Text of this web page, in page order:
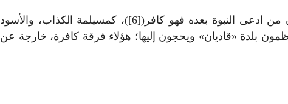
فهذه الأدلة تدل على أنه خاتم النبيين، وأنه ليس بعده نبي، فمن اعتقد أن بعده نبيًّا فهو كافر، ولا يصح إيمانه؛ ولهذا فإن من ادعى النبوة بعده فهو كافر([6])، كمسيلمة الكذاب، والأسود
الذي ادعى النبوة، والقاديانية([7]) الذين يتبعونه في الهند ويعظمون بلدة «قاديان» ويحجون إليها؛ هؤلاء فرقة كافرة، خارجة عن